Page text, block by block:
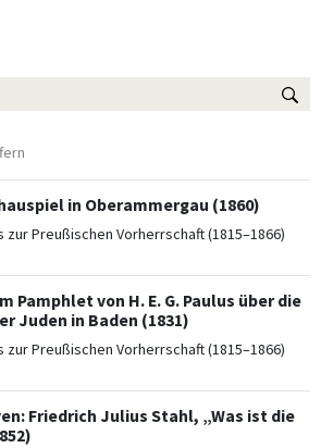
in Oberammergau (1860)
zur Preußischen Vorherrschaft (1815–1866)
Pamphlet von H. E. G. Paulus über die
Juden in Baden (1831)
zur Preußischen Vorherrschaft (1815–1866)
Friedrich Julius Stahl, „Was ist die